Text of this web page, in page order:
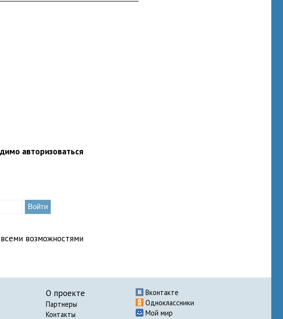
авторизоваться
возможностями
О проекте
Партнеры
Контакты
Вконтакте
Одноклассники
Мой мир